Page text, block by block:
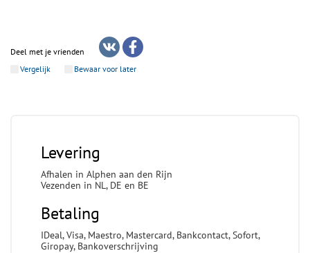
Deel met je vrienden
Vergelijk
Bewaar voor later
Levering
Afhalen in Alphen aan den Rijn
Vezenden in NL, DE en BE
Betaling
IDeal, Visa, Maestro, Mastercard, Bankcontact, Sofort,
Giropay, Bankoverschrijving